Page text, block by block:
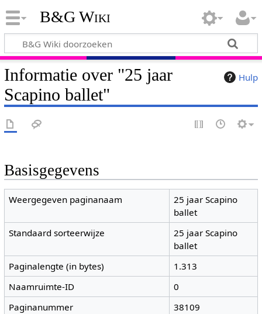
B&G Wiki
Hulp
Informatie over "25 jaar
Scapino ballet"
Basisgegevens
Weergegeven paginanaam
25 jaar Scapino
ballet
Standaard sorteerwijze
25 jaar Scapino
ballet
Paginalengte (in bytes)
1.313
Naamruimte-ID
0
Paginanummer
38109